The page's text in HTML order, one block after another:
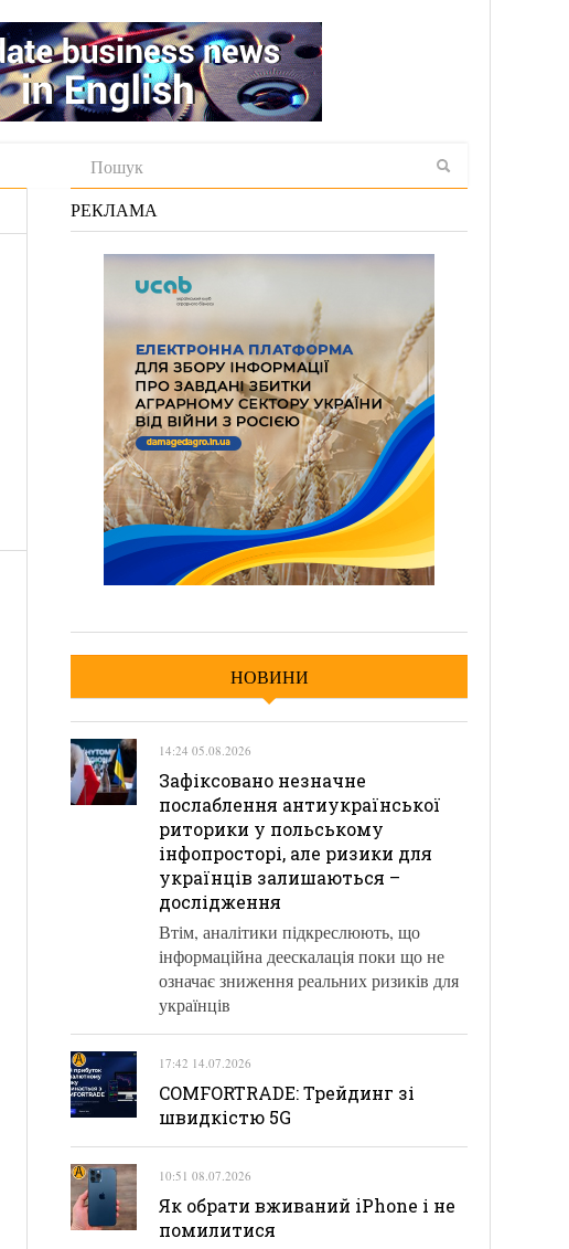
РЕКЛАМА
НОВИНИ
14:24 05.08.2026
Зафіксовано незначне
послаблення антиукраїнської
риторики у польському
інфопросторі, але ризики для
українців залишаються –
дослідження
Втім, аналітики підкреслюють, що
інформаційна деескалація поки що не
означає зниження реальних ризиків для
українців
17:42 14.07.2026
COMFORTRADE: Трейдинг зі
швидкістю 5G
10:51 08.07.2026
Як обрати вживаний iPhone і не
помилитися